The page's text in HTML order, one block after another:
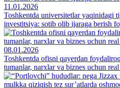
11.01.2026
Toshkentda universitetlar yaqinidagi
investitsiya: sotib olib ijaraga berish
08.01.2026
Toshkentda ofisni qayerdan
tumanlar, narxlar va biznes uchun